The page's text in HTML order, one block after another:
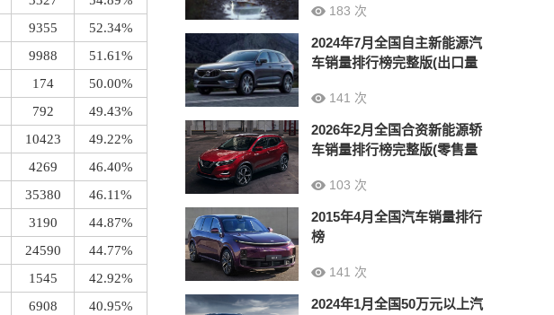
9355
52.34%
9988
51.61%
174
50.00%
792
49.43%
10423
49.22%
4269
46.40%
35380
46.11%
3190
44.87%
24590
44.77%
1545
42.92%
6908
40.95%
183 次
2024年7月全国自主新能源汽
车销量排行榜完整版(出口量
141 次
2026年2月全国合资新能源轿
车销量排行榜完整版(零售量
103 次
2015年4月全国汽车销量排行
榜
141 次
2024年1月全国50万元以上汽